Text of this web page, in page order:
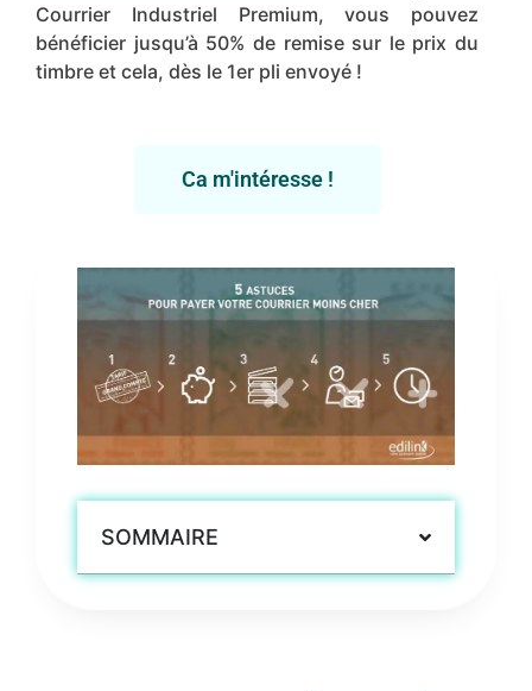
Courrier Industriel Premium, vous pouvez
bénéficier jusqu’à 50% de remise sur le prix du
timbre et cela, dès le 1er pli envoyé !
Ca m'intéresse !
SOMMAIRE